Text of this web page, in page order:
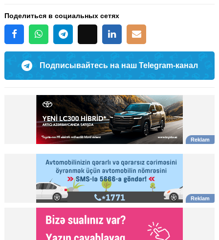
Поделиться в социальных сетях
Подписывайтесь на наш Telegram-канал